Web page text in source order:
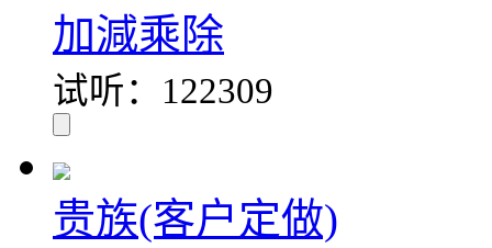
加減乘除
试听：122309
贵族(客户定做)